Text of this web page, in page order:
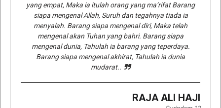
yang empat, Maka ia itulah orang yang ma’rifat Barang
siapa mengenal Allah, Suruh dan tegahnya tiada ia
menyalah. Barang siapa mengenal diri, Maka telah
mengenal akan Tuhan yang bahri. Barang siapa
mengenal dunia, Tahulah ia barang yang teperdaya.
Barang siapa mengenal akhirat, Tahulah ia dunia
mudarat..
RAJA ALI HAJI